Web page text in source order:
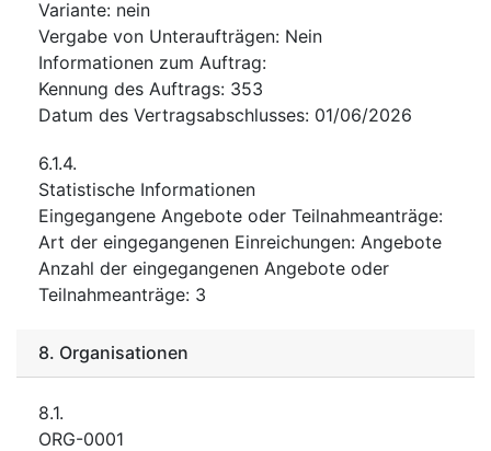
Variante: nein
Vergabe von Unteraufträgen: Nein
Informationen zum Auftrag:
Kennung des Auftrags: 353
Datum des Vertragsabschlusses: 01/06/2026
6.1.4.
Statistische Informationen
Eingegangene Angebote oder Teilnahmeanträge:
Art der eingegangenen Einreichungen: Angebote
Anzahl der eingegangenen Angebote oder
Teilnahmeanträge: 3
8. Organisationen
8.1.
ORG-0001